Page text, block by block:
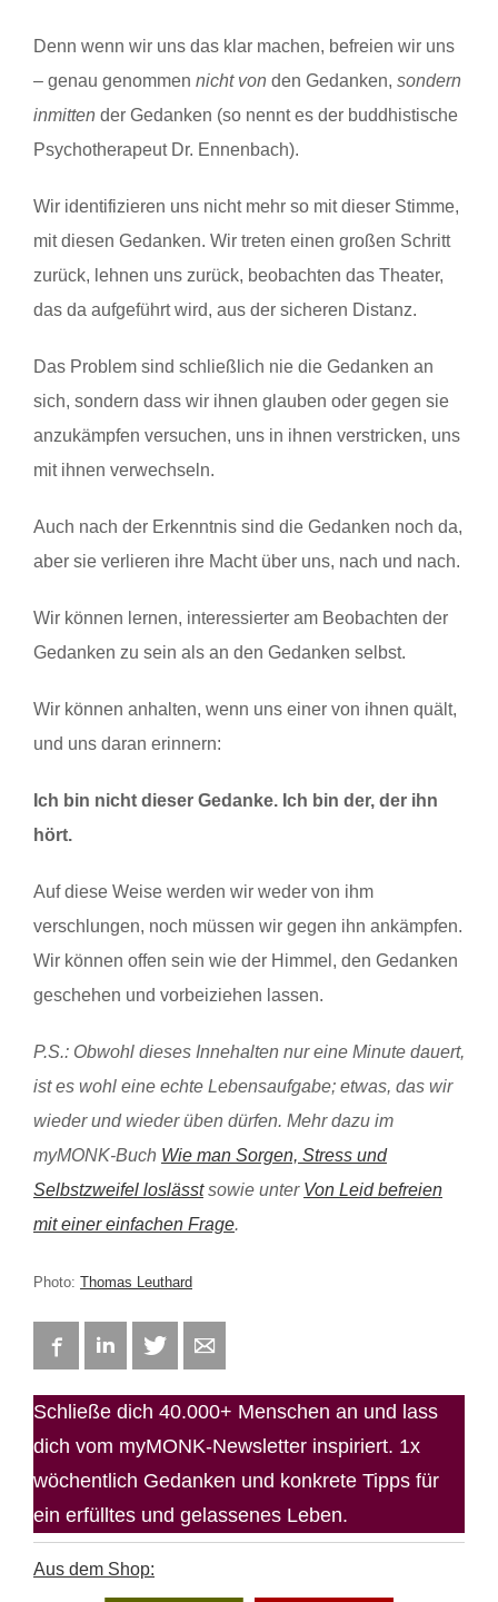
Denn wenn wir uns das klar machen, befreien wir uns
– genau genommen nicht von den Gedanken, sondern
inmitten der Gedanken (so nennt es der buddhistische
Psychotherapeut Dr. Ennenbach).
Wir identifizieren uns nicht mehr so mit dieser Stimme,
mit diesen Gedanken. Wir treten einen großen Schritt
zurück, lehnen uns zurück, beobachten das Theater,
das da aufgeführt wird, aus der sicheren Distanz.
Das Problem sind schließlich nie die Gedanken an
sich, sondern dass wir ihnen glauben oder gegen sie
anzukämpfen versuchen, uns in ihnen verstricken, uns
mit ihnen verwechseln.
Auch nach der Erkenntnis sind die Gedanken noch da,
aber sie verlieren ihre Macht über uns, nach und nach.
Wir können lernen, interessierter am Beobachten der
Gedanken zu sein als an den Gedanken selbst.
Wir können anhalten, wenn uns einer von ihnen quält,
und uns daran erinnern:
Ich bin nicht dieser Gedanke. Ich bin der, der ihn
hört.
Auf diese Weise werden wir weder von ihm
verschlungen, noch müssen wir gegen ihn ankämpfen.
Wir können offen sein wie der Himmel, den Gedanken
geschehen und vorbeiziehen lassen.
P.S.: Obwohl dieses Innehalten nur eine Minute dauert,
ist es wohl eine echte Lebensaufgabe; etwas, das wir
wieder und wieder üben dürfen. Mehr dazu im
myMONK-Buch Wie man Sorgen, Stress und
Selbstzweifel loslässtsowie unter Von Leid befreien
mit einer einfachen Frage.
Photo: Thomas Leuthard
FacebookLinkedIn Twitter
Schließe dich 40.000+ Menschen an und lass
dich vom myMONK-Newsletter inspiriert. 1x
wöchentlich Gedanken und konkrete Tipps für
ein erfülltes und gelassenes Leben.
Aus dem Shop: